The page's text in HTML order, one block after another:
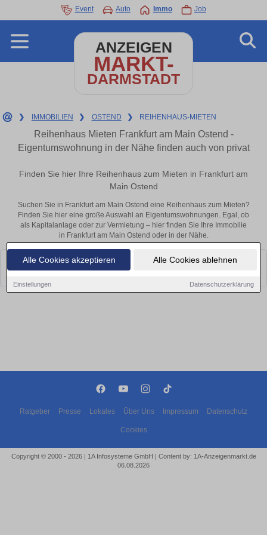
Alle Cookies akzeptieren Alle Cookies ablehnen
Einstellungen Datenschutzerklärung
Event Auto Immo Job
ANZEIGEN
MARKT-
DARMSTADT
❯ IMMOBILIEN ❯ OSTEND ❯ REIHENHAUS-MIETEN
Reihenhaus Mieten Frankfurt am Main Ostend -
Eigentumswohnung in der Nähe finden auch von privat
Finden Sie hier Ihre Reihenhaus zum Mieten in Frankfurt am
Main Ostend
Suchen Sie in Frankfurt am Main Ostend eine Reihenhaus zum Mieten?
Finden Sie hier eine große Auswahl an Eigentumswohnungen. Egal, ob
als Kapitalanlage oder zur Vermietung – hier finden Sie Ihre Immobilie
in Frankfurt am Main Ostend oder in der Nähe.
Leider konnten wir derzeit keine passenden Objekte finden. Schauen Sie
bald wieder vorbei!
Ratgeber Presse Lokales Über Uns Impressum Datenschutz
Cookies
Copyright © 2000 - 2026 | 1A Infosysteme GmbH | Content by: 1A-Anzeigenmarkt.de
06.08.2026